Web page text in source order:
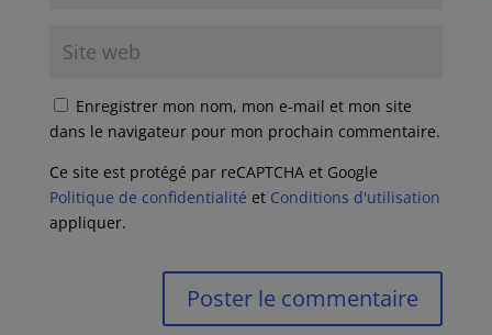
Enregistrer mon nom, mon e-mail et mon site
dans le navigateur pour mon prochain commentaire.
Ce site est protégé par reCAPTCHA et Google
Politique de confidentialité et Conditions d'utilisation
appliquer.